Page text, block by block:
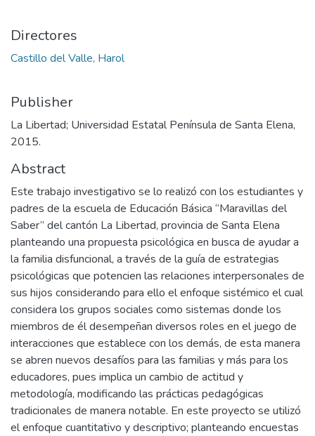
Directores
Castillo del Valle, Harol
Publisher
La Libertad; Universidad Estatal Península de Santa Elena,
2015.
Abstract
Este trabajo investigativo se lo realizó con los estudiantes y
padres de la escuela de Educación Básica “Maravillas del
Saber” del cantón La Libertad, provincia de Santa Elena
planteando una propuesta psicológica en busca de ayudar a
la familia disfuncional, a través de la guía de estrategias
psicológicas que potencien las relaciones interpersonales de
sus hijos considerando para ello el enfoque sistémico el cual
considera los grupos sociales como sistemas donde los
miembros de él desempeñan diversos roles en el juego de
interacciones que establece con los demás, de esta manera
se abren nuevos desafíos para las familias y más para los
educadores, pues implica un cambio de actitud y
metodología, modificando las prácticas pedagógicas
tradicionales de manera notable. En este proyecto se utilizó
el enfoque cuantitativo y descriptivo; planteando encuestas